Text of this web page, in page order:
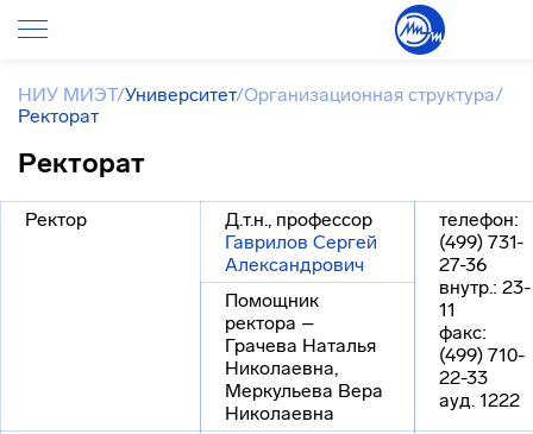
НИУ МИЭТ/Университет/Организационная структура/
Ректорат
Ректорат
Ректор
Д.т.н., профессор
Гаврилов Сергей
Александрович
телефон:
(499) 731-
27-36
внутр.: 23-
11
факс:
(499) 710-
22-33
ауд. 1222
Помощник
ректора –
Грачева Наталья
Николаевна,
Меркульева Вера
Николаевна